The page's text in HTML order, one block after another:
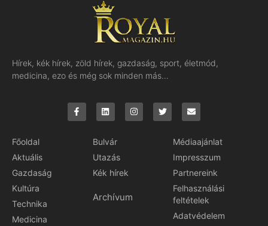
Hírek, kék hírek, zöld hírek, gazdaság, sport, életmód,
medicina, ezo és még sok minden más…
Főoldal
Aktuális
Gazdaság
Kultúra
Technika
Medicina
Bulvár
Utazás
Kék hírek
Archívum
Médiaajánlat
Impresszum
Partnereink
Felhasználási
feltételek
Adatvédelem